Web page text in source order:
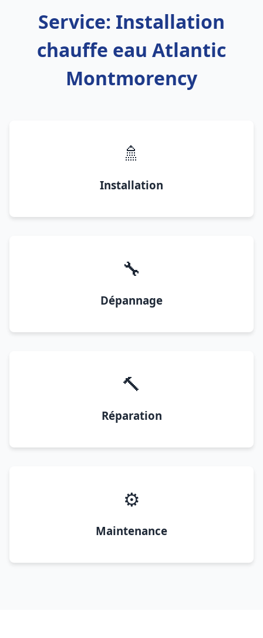
Service: Installation
chauffe eau Atlantic
Montmorency
🚿
Installation
🔧
Dépannage
🔨
Réparation
⚙️
Maintenance